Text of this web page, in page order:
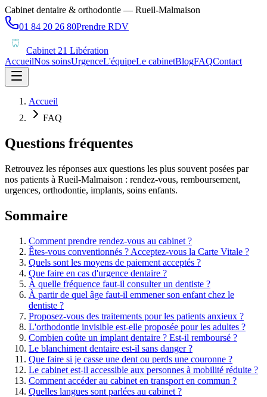
Cabinet dentaire & orthodontie — Rueil-Malmaison
01 84 20 26 80Prendre RDV
Cabinet 21 Libération
AccueilNos soinsUrgenceL'équipeLe cabinetBlogFAQContact
Accueil
FAQ
Questions fréquentes
Retrouvez les réponses aux questions les plus souvent posées par
nos patients à Rueil-Malmaison : rendez-vous, remboursement,
urgences, orthodontie, implants, soins enfants.
Sommaire
Comment prendre rendez-vous au cabinet ?
Êtes-vous conventionnés ? Acceptez-vous la Carte Vitale ?
Quels sont les moyens de paiement acceptés ?
Que faire en cas d'urgence dentaire ?
À quelle fréquence faut-il consulter un dentiste ?
À partir de quel âge faut-il emmener son enfant chez le
dentiste ?
Proposez-vous des traitements pour les patients anxieux ?
L'orthodontie invisible est-elle proposée pour les adultes ?
Combien coûte un implant dentaire ? Est-il remboursé ?
Le blanchiment dentaire est-il sans danger ?
Que faire si je casse une dent ou perds une couronne ?
Le cabinet est-il accessible aux personnes à mobilité réduite ?
Comment accéder au cabinet en transport en commun ?
Quelles langues sont parlées au cabinet ?